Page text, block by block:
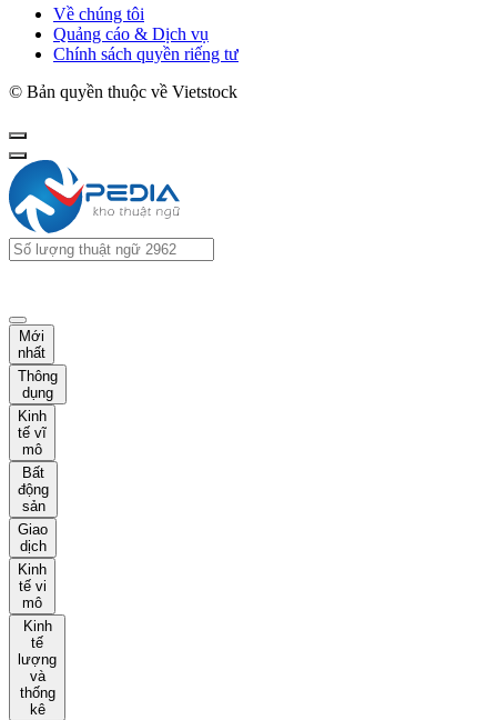
Về chúng tôi
Quảng cáo & Dịch vụ
Chính sách quyền riếng tư
© Bản quyền thuộc về Vietstock
Mới
nhất
Thông
dụng
Kinh
tế vĩ
mô
Bất
động
sản
Giao
dịch
Kinh
tế vi
mô
Kinh
tế
lượng
và
thống
kê